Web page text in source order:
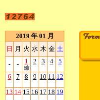
2019 年 01 月
日 月 火 水 木 金 土
- - 1 2 3 4 5
6 7 8 9 10 11 12
13 14 15 16 17 18 19